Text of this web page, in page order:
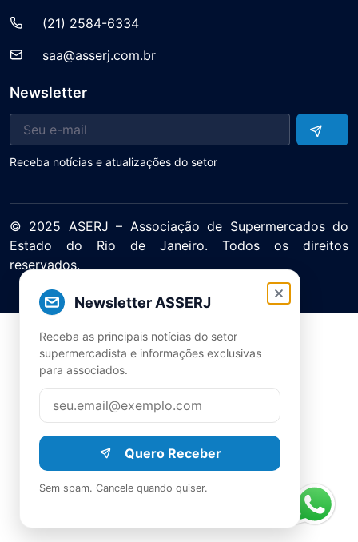
Newsletter ASSERJ
Receba as principais notícias do setor
supermercadista e informações exclusivas
para associados.
Quero Receber
Sem spam. Cancele quando quiser.
(21) 2584-6334
saa@asserj.com.br
Newsletter
Receba notícias e atualizações do setor
© 2025 ASERJ – Associação de Supermercados do
Estado do Rio de Janeiro. Todos os direitos
reservados.
Política de Privacidade Termos de Uso